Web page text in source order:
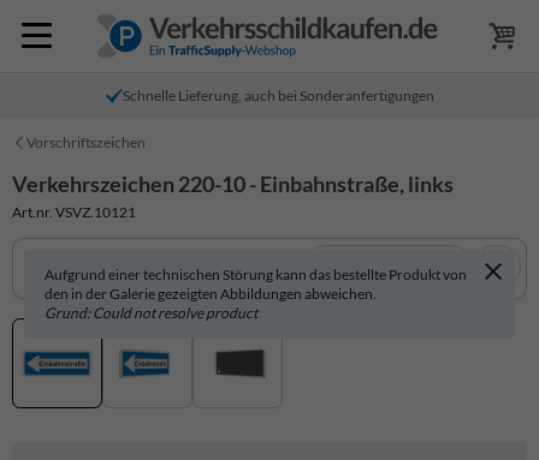
Schnelle Lieferung, auch bei Sonderanfertigungen
Vorschriftszeichen
Verkehrszeichen 220-10 - Einbahnstraße, links
Art.nr. VSVZ.10121
Aufgrund einer technischen Störung kann das bestellte Produkt von
den in der Galerie gezeigten Abbildungen abweichen.
Grund: Could not resolve product
In 3D anzeigen